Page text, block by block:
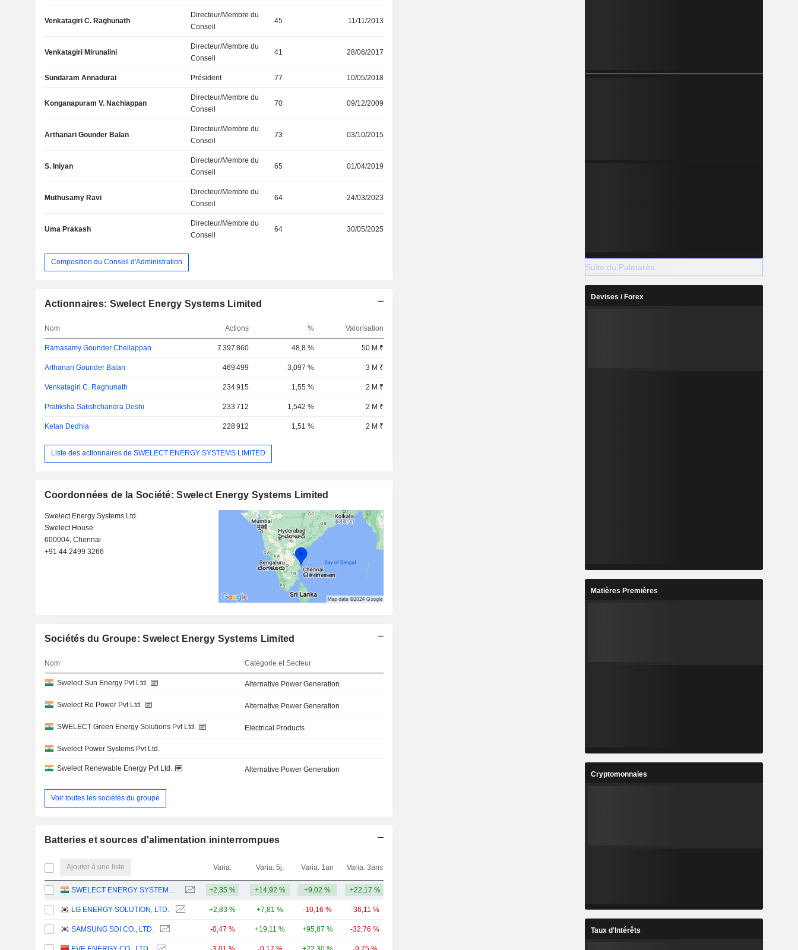
Venkatagiri C. Raghunath
Directeur/Membre du
Conseil
45 11/11/2013
Venkatagiri Mirunalini
Directeur/Membre du
Conseil
41 28/06/2017
Sundaram Annadurai Président 77 10/05/2018
Konganapuram V. Nachiappan
Directeur/Membre du
Conseil
70 09/12/2009
Arthanari Gounder Balan
Directeur/Membre du
Conseil
73 03/10/2015
S. Iniyan
Directeur/Membre du
Conseil
65 01/04/2019
Muthusamy Ravi
Directeur/Membre du
Conseil
64 24/03/2023
Uma Prakash
Directeur/Membre du
Conseil
64 30/05/2025
Composition du Conseil d'Administration
Actionnaires: Swelect Energy Systems Limited
Nom Actions % Valorisation
Ramasamy Gounder Chellappan 7 397 860 48,8 % 50 M ₹
Arthanari Gounder Balan 469 499 3,097 % 3 M ₹
Venkatagiri C. Raghunath 234 915 1,55 % 2 M ₹
Pratiksha Satishchandra Doshi 233 712 1,542 % 2 M ₹
Ketan Dedhia 228 912 1,51 % 2 M ₹
Liste des actionnaires de SWELECT ENERGY SYSTEMS LIMITED
Coordonnées de la Société: Swelect Energy Systems Limited
Swelect Energy Systems Ltd.
Swelect House
600004, Chennai
+91 44 2499 3266
Sociétés du Groupe: Swelect Energy Systems Limited
Nom Catégorie et Secteur
Swelect Sun Energy Pvt Ltd. Alternative Power Generation
Swelect Re Power Pvt Ltd. Alternative Power Generation
SWELECT Green Energy Solutions Pvt Ltd. Electrical Products
Swelect Power Systems Pvt Ltd.
Swelect Renewable Energy Pvt Ltd. Alternative Power Generation
Voir toutes les sociétés du groupe
Batteries et sources d'alimentation ininterrompues
Ajouter à une liste Varia. Varia. 5j. Varia. 1an Varia. 3ans
+2,35 % +14,92 % +9,02 % +22,17 %
LG ENERGY SOLUTION, LTD. +2,83 % +7,81 % -10,16 % -36,11 %
SAMSUNG SDI CO., LTD. -0,47 % +19,11 % +95,87 % -32,76 %
Suite du Palmarès
Devises / Forex
Matières Premières
Cryptomonnaies
Taux d'Intérêts